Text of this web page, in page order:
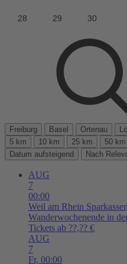
Freiburg
Basel Ortenau
5 km
10 km 25 km 50 km
Datum aufsteigend
Nach
AUG
7
00:00
Weil am Rhein
Wanderwochenende in
Tickets ab ??,?? €
AUG
7
Fr, 00:00